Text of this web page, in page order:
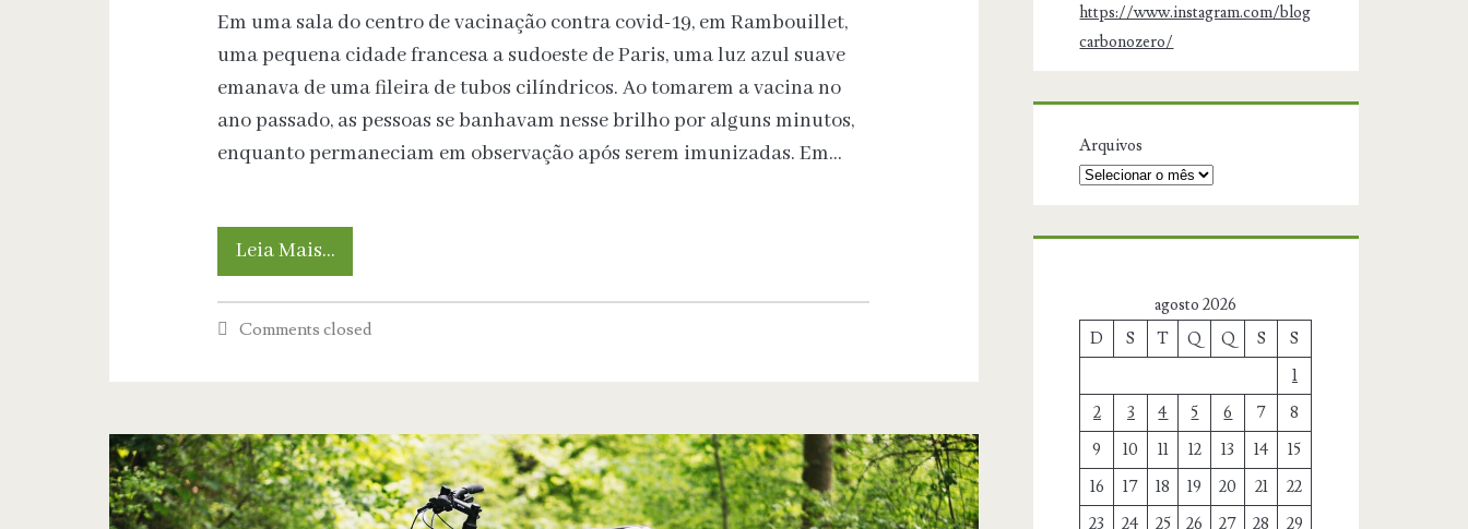
Em uma sala do centro de vacinação contra covid-19, em Rambouillet,
uma pequena cidade francesa a sudoeste de Paris, uma luz azul suave
emanava de uma fileira de tubos cilíndricos. Ao tomarem a vacina no
ano passado, as pessoas se banhavam nesse brilho por alguns minutos,
enquanto permaneciam em observação após serem imunizadas. Em…
Leia Mais…A
cidade
quer
usar
Comments closed
https://www.instagram.com/blog
carbonozero/
Arquivos
agosto 2026
D
S T Q Q S
S
1
2
3 4 5 6 7
8
9
10 11 12 13 14
15
16
17 18 19 20 21
22
23
24 25 26 27 28 29